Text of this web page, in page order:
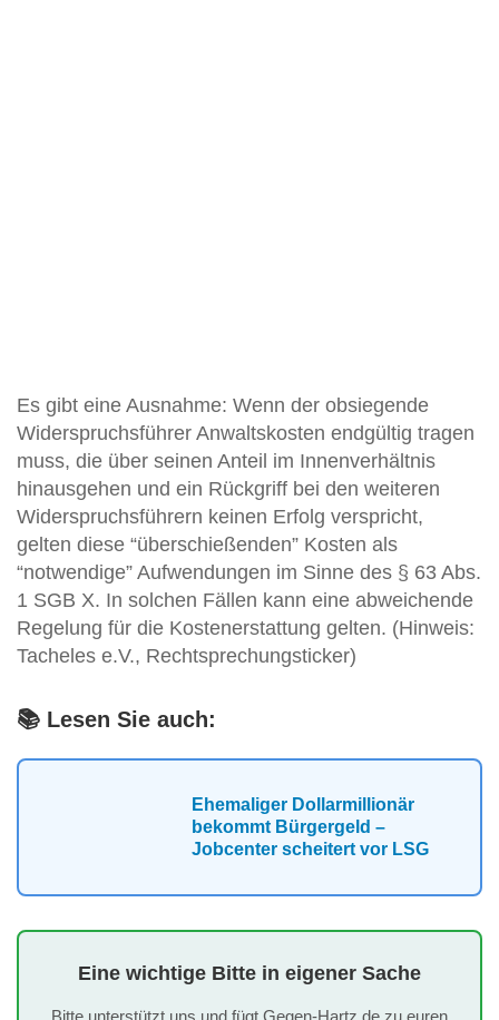
Es gibt eine Ausnahme: Wenn der obsiegende
Widerspruchsführer Anwaltskosten endgültig tragen
muss, die über seinen Anteil im Innenverhältnis
hinausgehen und ein Rückgriff bei den weiteren
Widerspruchsführern keinen Erfolg verspricht,
gelten diese “überschießenden” Kosten als
“notwendige” Aufwendungen im Sinne des § 63 Abs.
1 SGB X. In solchen Fällen kann eine abweichende
Regelung für die Kostenerstattung gelten. (Hinweis:
Tacheles e.V., Rechtsprechungsticker)
📚 Lesen Sie auch:
Ehemaliger Dollarmillionär
bekommt Bürgergeld –
Jobcenter scheitert vor LSG
Eine wichtige Bitte in eigener Sache
Bitte unterstützt uns und fügt Gegen-Hartz.de zu euren